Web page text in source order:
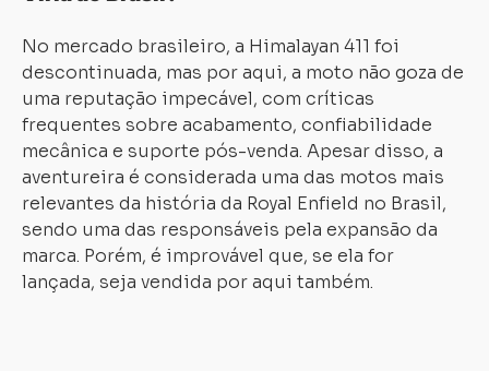
No mercado brasileiro, a Himalayan 411 foi
descontinuada, mas por aqui, a moto não goza de
uma reputação impecável, com críticas
frequentes sobre acabamento, confiabilidade
mecânica e suporte pós-venda. Apesar disso, a
aventureira é considerada uma das motos mais
relevantes da história da Royal Enfield no Brasil,
sendo uma das responsáveis pela expansão da
marca. Porém, é improvável que, se ela for
lançada, seja vendida por aqui também.